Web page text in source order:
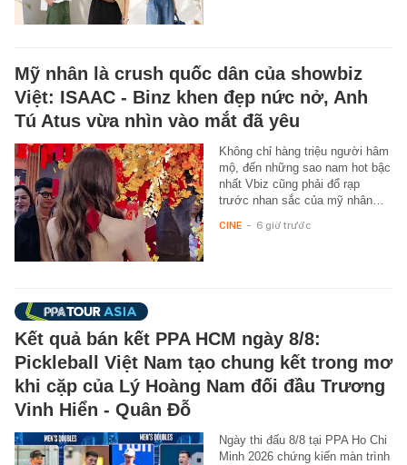
Mỹ nhân là crush quốc dân của showbiz
Việt: ISAAC - Binz khen đẹp nức nở, Anh
Tú Atus vừa nhìn vào mắt đã yêu
Không chỉ hàng triệu người hâm
mộ, đến những sao nam hot bậc
nhất Vbiz cũng phải đổ rạp
trước nhan sắc của mỹ nhân…
CINE - 6 giờ trước
Kết quả bán kết PPA HCM ngày 8/8:
Pickleball Việt Nam tạo chung kết trong mơ
khi cặp của Lý Hoàng Nam đối đầu Trương
Vinh Hiển - Quân Đỗ
Ngày thi đấu 8/8 tại PPA Ho Chi
Minh 2026 chứng kiến màn trình